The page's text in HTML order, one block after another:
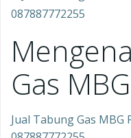
Gas MBG
Jual Tabung Gas MBG